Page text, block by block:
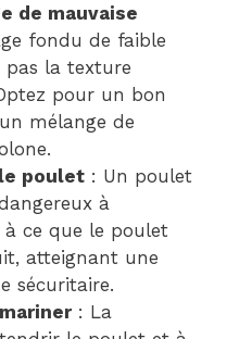
de mauvaise
fondu de faible
la texture
pour un bon
mélange de
poulet : Un poulet
à
à ce que le poulet
atteignant une
sécuritaire.
: La